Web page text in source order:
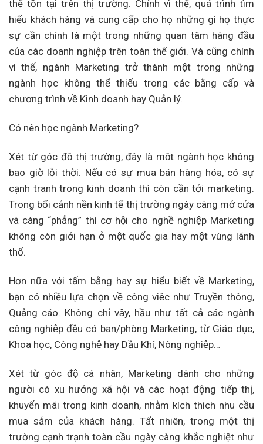
thể tồn tại trên thị trường. Chính vì thế, quá trình tìm
hiểu khách hàng và cung cấp cho họ những gì họ thực
sự cần chính là một trong những quan tâm hàng đầu
của các doanh nghiệp trên toàn thế giới. Và cũng chính
vì thế, ngành Marketing trở thành một trong những
ngành học không thể thiếu trong các bằng cấp và
chương trình về Kinh doanh hay Quản lý.
Có nên học ngành Marketing?
Xét từ góc độ thị trường, đây là một ngành học không
bao giờ lỗi thời. Nếu có sự mua bán hàng hóa, có sự
cạnh tranh trong kinh doanh thì còn cần tới marketing.
Trong bối cảnh nền kinh tế thị trường ngày càng mở cửa
và càng “phẳng” thì cơ hội cho nghề nghiệp Marketing
không còn giới hạn ở một quốc gia hay một vùng lãnh
thổ.
Hơn nữa với tấm bằng hay sự hiểu biết về Marketing,
bạn có nhiều lựa chọn về công việc như Truyền thông,
Quảng cáo. Không chỉ vậy, hầu như tất cả các ngành
công nghiệp đều có ban/phòng Marketing, từ Giáo dục,
Khoa học, Công nghệ hay Dầu Khí, Nông nghiệp…
Xét từ góc độ cá nhân, Marketing dành cho những
người có xu hướng xã hội và các hoạt động tiếp thị,
khuyến mãi trong kinh doanh, nhằm kích thích nhu cầu
mua sắm của khách hàng. Tất nhiên, trong một thị
trường cạnh trạnh toàn cầu ngày càng khắc nghiệt như